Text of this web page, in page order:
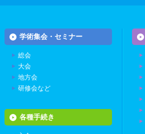
学術集会・セミナー
総会
大会
地方会
研修会など
各種手続き